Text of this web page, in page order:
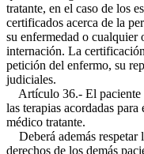
tratante, en el caso de los
certificados acerca de la
su enfermedad o cualquier
internación. La
petición del enfermo, su
judiciales.
Artículo 36.- El paciente
las terapias acordadas
médico tratante.
Deberá además respetar
derechos de los demás